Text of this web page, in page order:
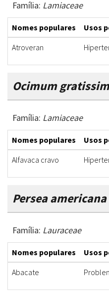
Família: Lamiaceae
Nomes populares
Usos
Atroveran
Ocimum
Família: Lamiaceae
Nomes populares Usos
Alfavaca cravo
Persea americana
Família: Lauraceae
Nomes populares
Usos
Abacate